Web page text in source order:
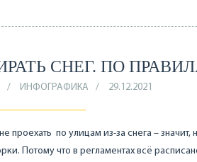
СНЕГ. ПО
ИНФОГРАФИКА 29.12.2021
проехать по улицам из-за снега – значит,
Потому что в регламентах всё